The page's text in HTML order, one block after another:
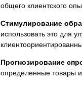
общего клиентского
Стимулирование
использовать это для
Прогнозирование
определенные товары